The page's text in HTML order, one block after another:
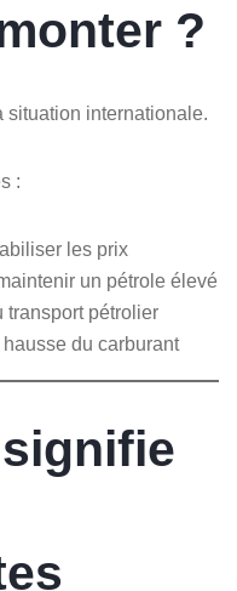
?
situation internationale.
:
les prix
un pétrole élevé
transport pétrolier
du carburant